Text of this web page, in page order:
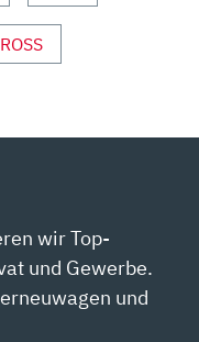
wir Top-
und Gewerbe.
und